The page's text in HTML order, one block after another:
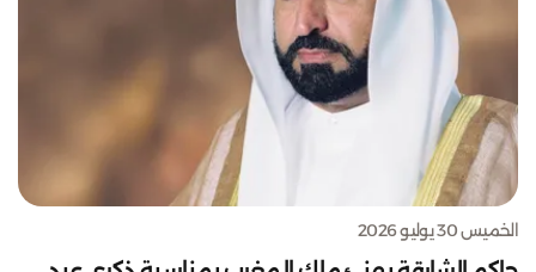
الخميس 30 يوليو 2026